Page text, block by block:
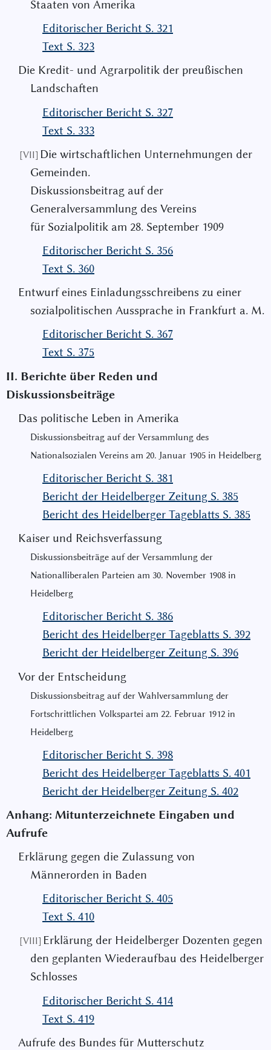
Staaten von Amerika
Editorischer Bericht S. 321
Text S. 323
Die Kredit- und Agrarpolitik der preußischen
Landschaften
Editorischer Bericht S. 327
Text S. 333
[VII] Die wirtschaftlichen Unternehmungen der
Gemeinden.
Diskussionsbeitrag auf der
Generalversammlung des Vereins
für Sozialpolitik am 28. September 1909
Editorischer Bericht S. 356
Text S. 360
Entwurf eines Einladungsschreibens zu einer
sozialpolitischen Aussprache in Frankfurt a. M.
Editorischer Bericht S. 367
Text S. 375
II. Berichte über Reden und
Diskussionsbeiträge
Das politische Leben in Amerika
Diskussionsbeitrag auf der Versammlung des
Nationalsozialen Vereins am 20. Januar 1905 in Heidelberg
Editorischer Bericht S. 381
Bericht der Heidelberger Zeitung S. 385
Bericht des Heidelberger Tageblatts S. 385
Kaiser und Reichsverfassung
Diskussionsbeiträge auf der Versammlung der
Nationalliberalen Parteien am 30. November 1908 in
Heidelberg
Editorischer Bericht S. 386
Bericht des Heidelberger Tageblatts S. 392
Bericht der Heidelberger Zeitung S. 396
Vor der Entscheidung
Diskussionsbeitrag auf der Wahlversammlung der
Fortschrittlichen Volkspartei am 22. Februar 1912 in
Heidelberg
Editorischer Bericht S. 398
Bericht des Heidelberger Tageblatts S. 401
Bericht der Heidelberger Zeitung S. 402
Anhang: Mitunterzeichnete Eingaben und
Aufrufe
Erklärung gegen die Zulassung von
Männerorden in Baden
Editorischer Bericht S. 405
Text S. 410
[VIII] Erklärung der Heidelberger Dozenten gegen
den geplanten Wiederaufbau des Heidelberger
Schlosses
Editorischer Bericht S. 414
Text S. 419
Aufrufe des Bundes für Mutterschutz